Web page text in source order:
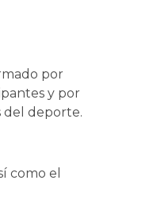
por
y por
del deporte.
como el